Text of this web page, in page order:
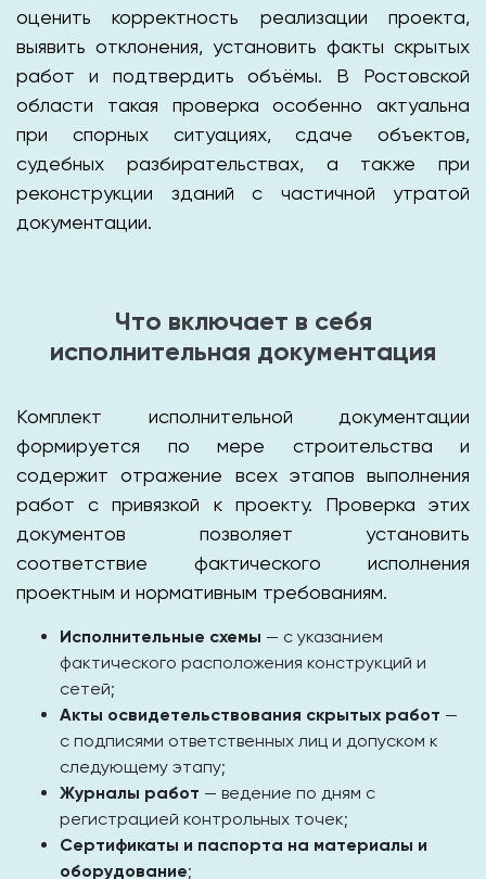
оценить корректность реализации проекта,
выявить отклонения, установить факты скрытых
работ и подтвердить объёмы. В Ростовской
области такая проверка особенно актуальна
при спорных ситуациях, сдаче объектов,
судебных разбирательствах, а также при
реконструкции зданий с частичной утратой
документации.
Что включает в себя
исполнительная документация
Комплект исполнительной документации
формируется по мере строительства и
содержит отражение всех этапов выполнения
работ с привязкой к проекту. Проверка этих
документов позволяет установить
соответствие фактического исполнения
проектным и нормативным требованиям.
Исполнительные схемы — с указанием
фактического расположения конструкций и
сетей;
Акты освидетельствования скрытых работ —
с подписями ответственных лиц и допуском к
следующему этапу;
Журналы работ — ведение по дням с
регистрацией контрольных точек;
Сертификаты и паспорта на материалы и
оборудование;